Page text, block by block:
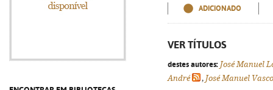
ADICIONADO
VER TÍTULOS
destes autores: José Manuel
André
, José Manuel